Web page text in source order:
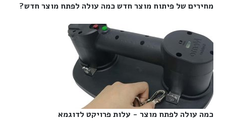
מחירים של פיתוח מוצר חדש כמה עולה לפתח מוצר חדש?‎
כמה עולה לפתח מוצר - עלות פרויקט לדוגמא‎